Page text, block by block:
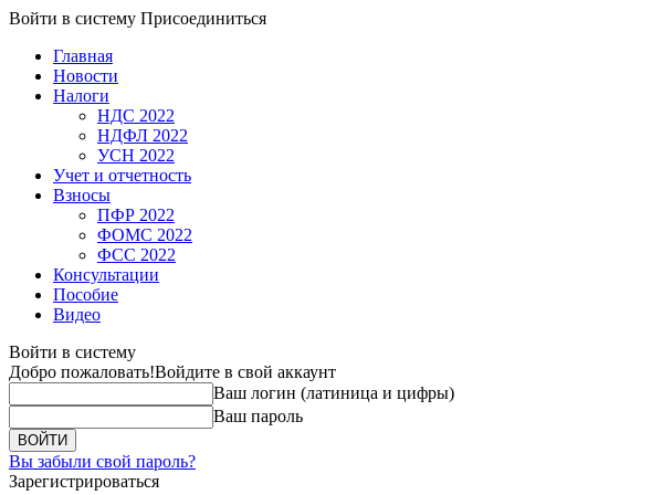
Войти в систему Присоединиться
Главная
Новости
Налоги
НДС 2022
НДФЛ 2022
УСН 2022
Учет и отчетность
Взносы
ПФР 2022
ФОМС 2022
ФСС 2022
Консультации
Пособие
Видео
Войти в систему
Добро пожаловать!Войдите в свой аккаунт
Ваш логин (латиница и цифры)
Ваш пароль
Вы забыли свой пароль?
Зарегистрироваться